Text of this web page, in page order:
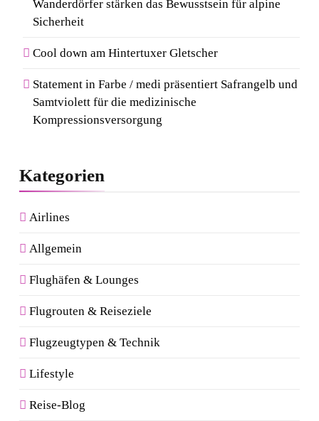
Wanderdörfer stärken das Bewusstsein für alpine
Sicherheit
Cool down am Hintertuxer Gletscher
Statement in Farbe / medi präsentiert Safrangelb und
Samtviolett für die medizinische
Kompressionsversorgung
Kategorien
Airlines
Allgemein
Flughäfen & Lounges
Flugrouten & Reiseziele
Flugzeugtypen & Technik
Lifestyle
Reise-Blog